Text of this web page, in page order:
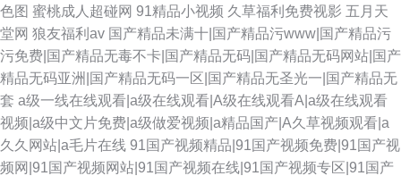
色图 蜜桃成人超碰网 91精品小视频 久草福利免费视影 五月天
堂网 狼友福利av 国产精品未满十|国产精品污www|国产精品污
污免费|国产精品无毒不卡|国产精品无码|国产精品无码网站|国产
精品无码亚洲|国产精品无码一区|国产精品无圣光一|国产精品无
套 a级一线在线观看|a级在线观看|A级在线观看A|a级在线观看
视频|a级中文片免费|a级做爱视频|a精品国产|A久草视频观看|a
久久网站|a毛片在线 91国产视频精品|91国产视频免费|91国产视
频网|91国产视频网站|91国产视频在线|91国产视频专区|91国产